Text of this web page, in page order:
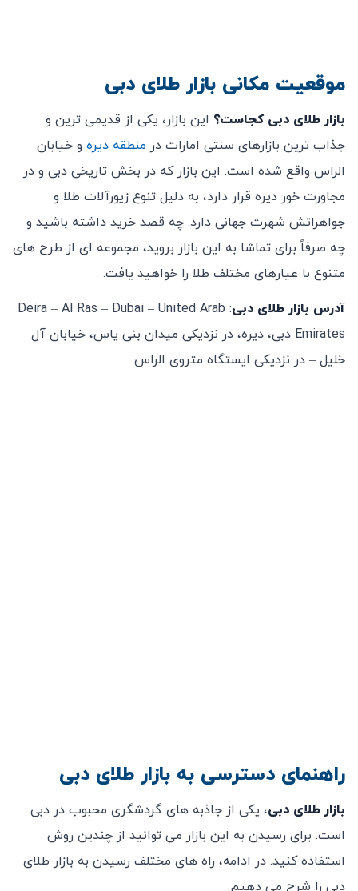
موقعیت مکانی بازار طلای دبی
بازار طلای دبی کجاست؟ این بازار، یکی از قدیمی ‌ترین و
جذاب ‌ترین بازارهای سنتی امارات در منطقه دیره و خیابان
الراس واقع شده است. این بازار که در بخش تاریخی دبی و در
مجاورت خور دیره قرار دارد، به دلیل تنوع زیورآلات طلا و
جواهراتش شهرت جهانی دارد. چه قصد خرید داشته باشید و
چه صرفاً برای تماشا به این بازار بروید، مجموعه‌ ای از طرح‌ های
متنوع با عیارهای مختلف طلا را خواهید یافت.
آدرس بازار طلای دبی : Deira – Al Ras – Dubai – United Arab
Emirates دبی، دیره، در نزدیکی میدان بنی یاس، خیابان آل
خلیل – در نزدیکی ایستگاه متروی الراس
راهنمای دسترسی به بازار طلای دبی
بازار طلای دبی، یکی از جاذبه‌ های گردشگری محبوب در دبی
است. برای رسیدن به این بازار می ‌توانید از چندین روش
استفاده کنید. در ادامه، راه ‌های مختلف رسیدن به بازار طلای
دبی را شرح می ‌دهیم.